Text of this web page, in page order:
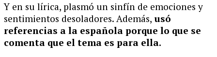
Y en su lírica, plasmó un sinfín de emociones y
sentimientos desoladores. Además, usó
referencias a la española porque lo que se
comenta que el tema es para ella.